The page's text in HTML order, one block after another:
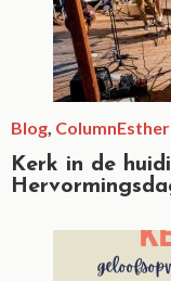
Blog, Column
Kerk in de